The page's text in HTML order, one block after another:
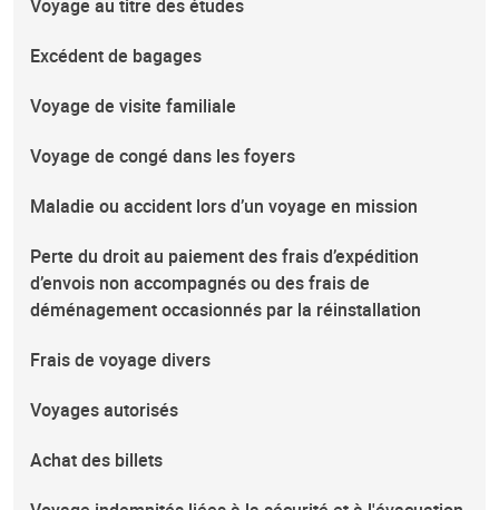
Voyage au titre des études
Excédent de bagages
Voyage de visite familiale
Voyage de congé dans les foyers
Maladie ou accident lors d’un voyage en mission
Perte du droit au paiement des frais d’expédition
d’envois non accompagnés ou des frais de
déménagement occasionnés par la réinstallation
Frais de voyage divers
Voyages autorisés
Achat des billets